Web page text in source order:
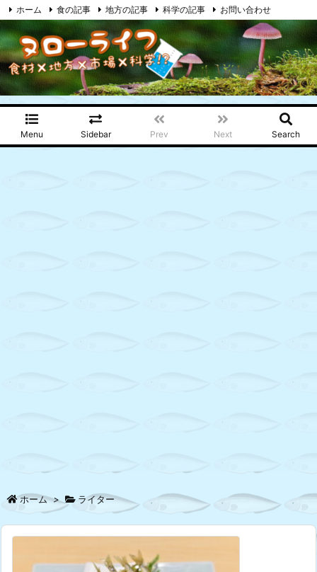
Menu Sidebar Prev Next Search
ホーム 食の記事 地方の記事 科学の記事
お問い合わせ
プライバシーポリシー
RSS Feedly
ホーム > ライター